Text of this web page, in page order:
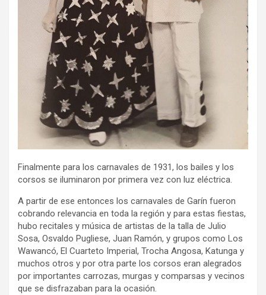
Finalmente para los carnavales de 1931, los bailes y los
corsos se iluminaron por primera vez con luz eléctrica.
A partir de ese entonces los carnavales de Garín fueron
cobrando relevancia en toda la región y para estas fiestas,
hubo recitales y música de artistas de la talla de Julio
Sosa, Osvaldo Pugliese, Juan Ramón, y grupos como Los
Wawancó, El Cuarteto Imperial, Trocha Angosa, Katunga y
muchos otros y por otra parte los corsos eran alegrados
por importantes carrozas, murgas y comparsas y vecinos
que se disfrazaban para la ocasión.